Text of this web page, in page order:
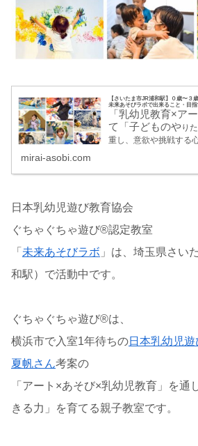
【さいたま市JR浦和駅】０歳〜３
未来あそびラボで出来ること・目
「乳幼児教育×ア
て「子どものやり
重し、意欲や挑戦する
「上手い・下手」「ダ
る」土台をつくる親子
mirai-asobi.com
日本乳幼児遊び教育協会
ぐちゃぐちゃ遊び®認定教室
「 未来あそびラボ 」は、埼玉県さい
和駅）で活動中です。
ぐちゃぐちゃ遊び®は、
横浜市で入室1年待ちの日本乳幼児
夏帆さん考案の
「アート×あそび×乳幼児教育」を通
きる力」を育てる親子教室です。